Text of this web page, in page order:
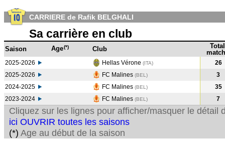
CARRIERE de Rafik BELGHALI
Sa carrière en club
Saison Age(*) Club
Total
2025-2026 Hellas Vérone (ITA)
26
2025-2026
FC Malines (BEL)
3
2024-2025
FC Malines (BEL )
35
2023-2024
FC Malines (BEL ) 7
Cliquez sur les lignes pour afficher/masquer le détail
ici OUVRIR toutes les saisons
(*) Age au début de la saison